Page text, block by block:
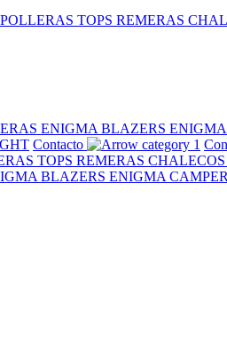
POLLERAS TOPS REMERAS
ENIGMA BLAZERS ENIGMA
Contacto
TOPS REMERAS CHALECOS
BLAZERS ENIGMA